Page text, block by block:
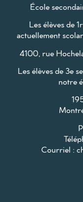
École
Les élèves de
actuellement
4100, rue
Les élèves de 3e
notre
Courriel :